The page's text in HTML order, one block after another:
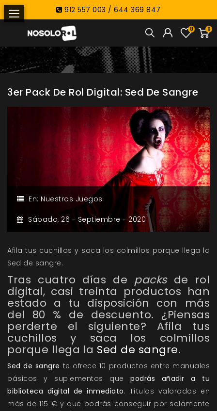
912 557 003 / 644 369 847
0
0
3er Pack De Rol Digital: Sed De Sangre
En: Nuestros Juegos
Sábado, 26 - Septiembre - 2020
Afila tus cuchillos y saca los colmillos porque llega la
Sed de sangre.
Tras cuatro días de packs de rol
digital, casi treinta productos han
estado a tu disposición con más
del 80 % de descuento. ¿Piensas
perderte el siguiente? Afila tus
cuchillos y saca los colmillos
porque llega la Sed de sangre.
Sed de sangre te ofrece 10 productos entre manuales
básicos y suplementos que podrás añadir a tu
biblioteca digital de inmediato. Títulos valorados en
más de 115 € y que podrás conseguir por solamente